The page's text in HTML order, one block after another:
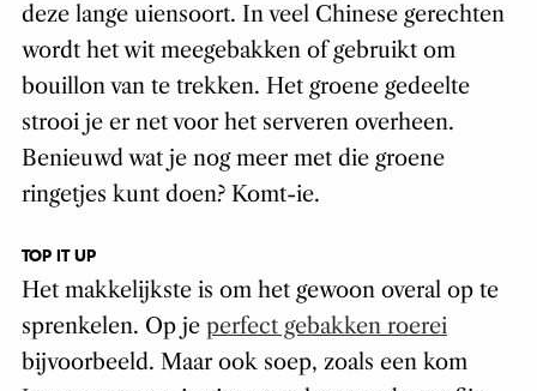
deze lange uiensoort. In veel Chinese gerechten
wordt het wit meegebakken of gebruikt om
bouillon van te trekken. Het groene gedeelte
strooi je er net voor het serveren overheen.
Benieuwd wat je nog meer met die groene
ringetjes kunt doen? Komt-ie.
TOP IT UP
Het makkelijkste is om het gewoon overal op te
sprenkelen. Op je perfect gebakken roerei
bijvoorbeeld. Maar ook soep, zoals een kom